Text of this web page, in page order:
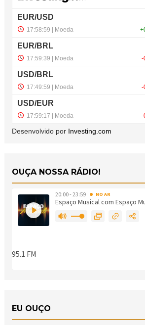
Desenvolvido por Investing.com
OUÇA NOSSA RÁDIO!
EU OUÇO